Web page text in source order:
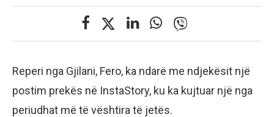
Reperi nga Gjilani, Fero, ka ndarë me ndjekësit një
postim prekës në InstaStory, ku ka kujtuar një nga
periudhat më të vështira të jetës.